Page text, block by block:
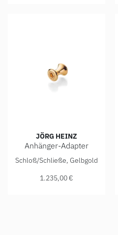
JÖRG HEINZ
Anhänger-Adapter
Jörg Heinz Anhänger-
Schloß/Schließe, Gelbgold
1.235,00 €